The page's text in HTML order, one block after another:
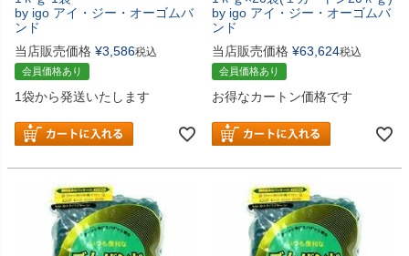
by igo アイ・ジー・オーゴムバ
ンド
当店販売価格 ¥3,586税込
会員価格あり
1袋から発送いたします
by igo アイ・ジー・オーゴムバ
ンド
当店販売価格 ¥63,624税込
会員価格あり
お得なカートン価格です